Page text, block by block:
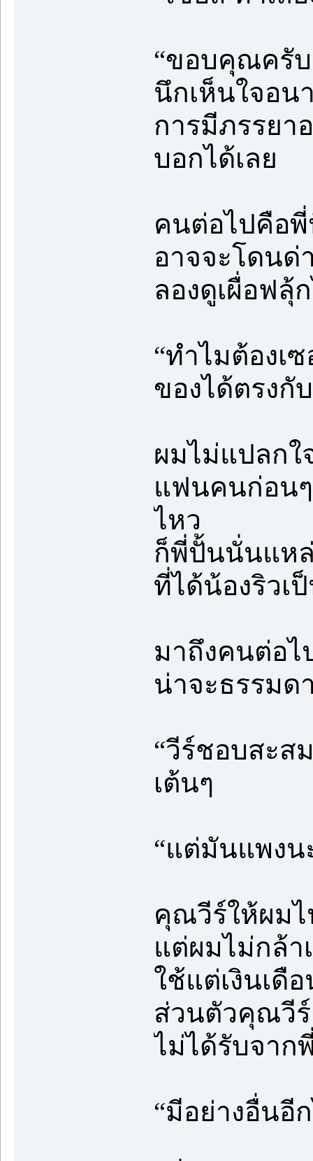
“ขอบคุณครั
นึกเห็นใจอ
การมีภรรยา
บอกได้เลย
คนต่อไปคือ
อาจจะโดนด่
ลองดูเผื่อฟลุ้
“ทำไมต้องเ
ของได้ตรงกั
ผมไม่แปลกใ
แฟนคนก่อน
ไหว
ก็พี่ปั้นนั่นแห
ที่ได้น้องริวเ
มาถึงคนต่อ
น่าจะธรรมด
“วีร์ชอบสะส
เต้นๆ
“แต่มันแพงน
คุณวีร์ให้ผมไ
แต่ผมไม่กล้า
ใช้แต่เงินเดื
ส่วนตัวคุณวีร์
ไม่ได้รับจาก
“มีอย่างอื่นอี